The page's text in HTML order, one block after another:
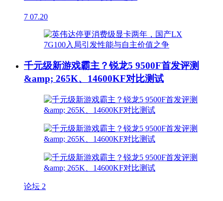
7 07.20
千元级新游戏霸主？锐龙5 9500F首发评测
&amp; 265K、14600KF对比测试
论坛 2